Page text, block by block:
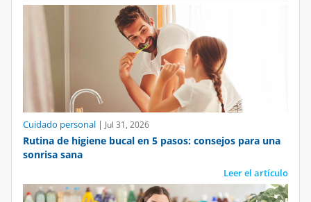
Cuidado personal | Jul 31, 2026
Rutina de higiene bucal en 5 pasos: consejos para una
sonrisa sana
Leer el artículo